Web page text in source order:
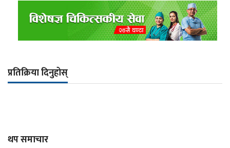
प्रतिक्रिया दिनुहोस्
थप समाचार